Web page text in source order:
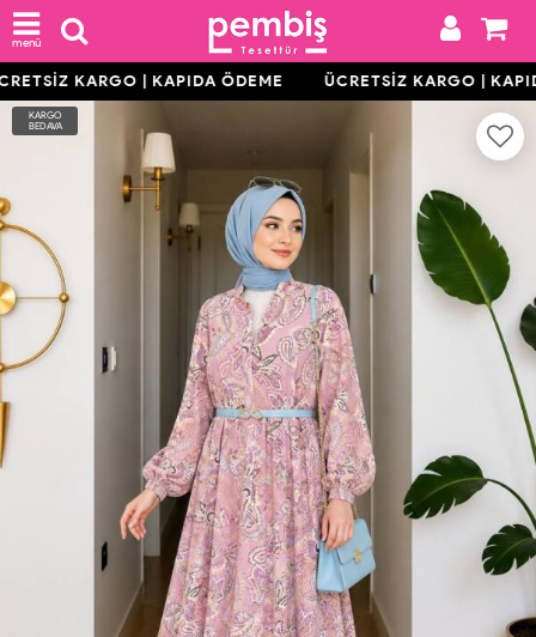
menü
KARGO | KAPIDA ÖDEME ÜCRETSİZ KARGO |
KARGO
BEDAVA